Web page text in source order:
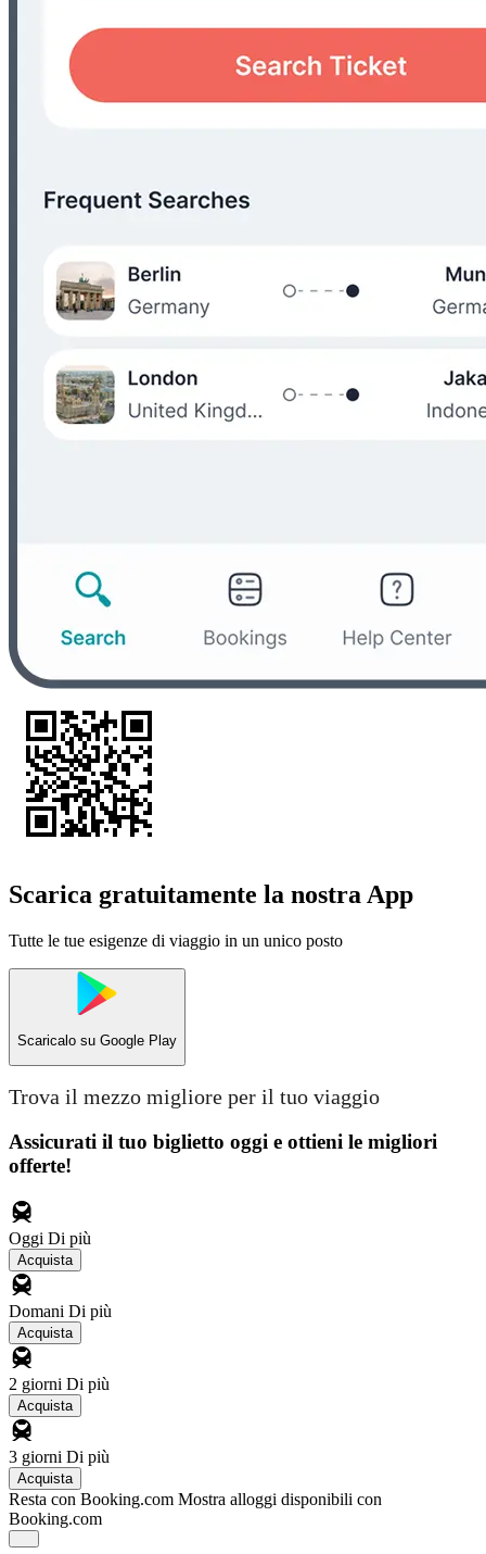
Scarica gratuitamente la nostra App
Tutte le tue esigenze di viaggio in un unico posto
Scaricalo su Google Play
Trova il mezzo migliore per il tuo viaggio
Assicurati il ​​tuo biglietto oggi e ottieni le migliori
offerte!
Oggi Di più
Acquista
Domani Di più
Acquista
2 giorni Di più
Acquista
3 giorni Di più
Acquista
Resta con Booking.com Mostra alloggi disponibili con
Booking.com